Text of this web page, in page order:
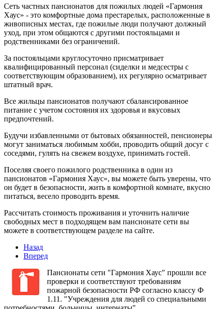
Сеть частных пансионатов для пожилых людей «Гармония
Хаус» - это комфортные дома престарелых, расположенные в
живописных местах, где пожилые люди получают должный
уход, при этом общаются с другими постояльцами и
родственниками без ограничений.
За постояльцами круглосуточно присматривает
квалифицированный персонал (сиделки и медсестры с
соответствующим образованием), их регулярно осматривает
штатный врач.
Все жильцы пансионатов получают сбалансированное
питание с учетом состояния их здоровья и вкусовых
предпочтений.
Будучи избавленными от бытовых обязанностей, пенсионеры
могут заниматься любимым хобби, проводить общий досуг с
соседями, гулять на свежем воздухе, принимать гостей.
Поселяя своего пожилого родственника в один из
пансионатов «Гармония Хаус», вы можете быть уверены, что
он будет в безопасности, жить в комфортной комнате, вкусно
питаться, весело проводить время.
Рассчитать стоимость проживания и уточнить наличие
свободных мест в подходящем вам пансионате сети вы
можете в соответствующем разделе на сайте.
Назад
Вперед
Пансионаты сети "Гармония Хаус" прошли все
проверки и соответствуют требованиям
пожарной безопасности РФ согласно классу Ф
1.11. "Учреждения для людей со специальными